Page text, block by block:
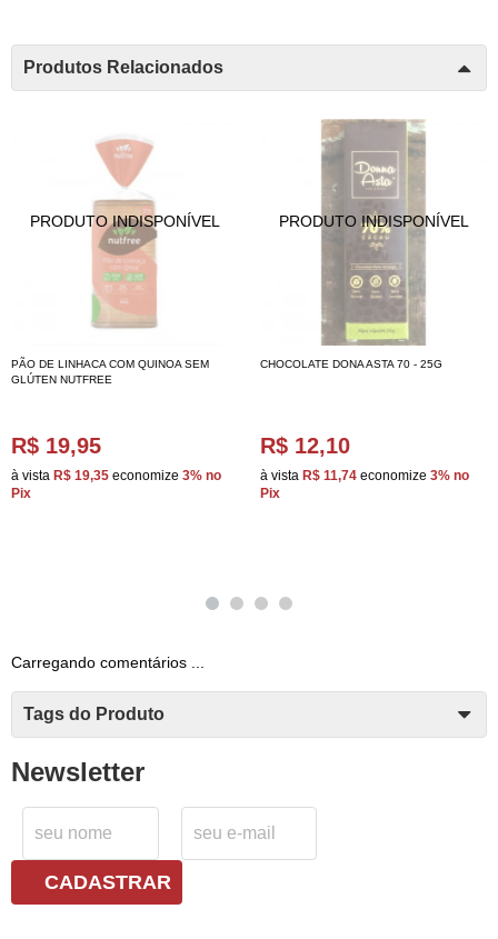
Produtos Relacionados
PÃO DE LINHACA COM QUINOA SEM
GLÚTEN NUTFREE
R$ 19,95
à vista R$ 19,35 economize 3% no
Pix
CHOCOLATE DONA ASTA 70 - 25G
R$ 12,10
à vista R$ 11,74 economize 3% no
Pix
Carregando comentários ...
Tags do Produto
Newsletter
CADASTRAR